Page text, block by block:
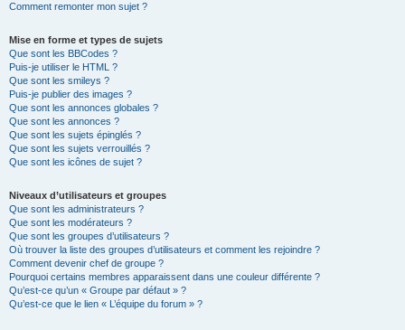
Comment remonter mon sujet ?
Mise en forme et types de sujets
Que sont les BBCodes ?
Puis-je utiliser le HTML ?
Que sont les smileys ?
Puis-je publier des images ?
Que sont les annonces globales ?
Que sont les annonces ?
Que sont les sujets épinglés ?
Que sont les sujets verrouillés ?
Que sont les icônes de sujet ?
Niveaux d’utilisateurs et groupes
Que sont les administrateurs ?
Que sont les modérateurs ?
Que sont les groupes d’utilisateurs ?
Où trouver la liste des groupes d’utilisateurs et comment les rejoindre ?
Comment devenir chef de groupe ?
Pourquoi certains membres apparaissent dans une couleur différente ?
Qu’est-ce qu’un « Groupe par défaut » ?
Qu’est-ce que le lien « L’équipe du forum » ?